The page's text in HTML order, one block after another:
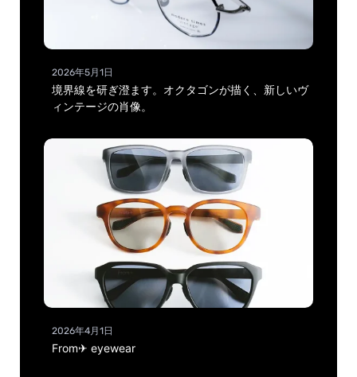
2026年5月1日
境界線を研ぎ澄ます。オクタゴンが描く、新しいヴ
ィンテージの肖像。
2026年4月1日
From✈ eyewear